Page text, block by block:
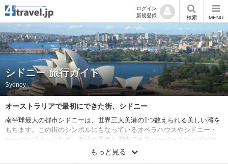
ログイン
新規登録
検索 MENU
シドニー 旅行ガイド
Sydney
オーストラリアで最初にできた街、シドニー
南半球最大の都市シドニーは、世界三大美港の1つ数えられる美しい湾を
もちます。この街のシンボルにもなっているオペラハウスやシドニー・
ハーバーブリッジなど、海辺の景色を満喫できるハーバークルーズがオ
ススメです。この他にも開拓時代の面影を残すロックス地区の散策など
もっと見る